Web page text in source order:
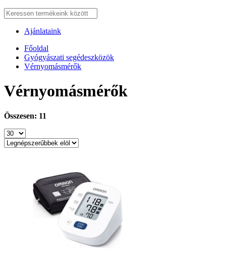
Ajánlataink
Főoldal
Gyógyászati segédeszközök
Vérnyomásmérők
Vérnyomásmérők
Összesen: 11